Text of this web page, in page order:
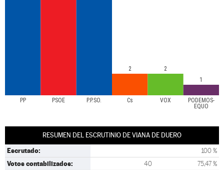
PP PSOE P.P.SO. Cs VOX
PODEMOS-
EQUO
2
2
1
RESUMEN DEL ESCRUTINIO DE VIANA DE DUERO
Escrutado: 100 %
Votos contabilizados: 40 75,47 %